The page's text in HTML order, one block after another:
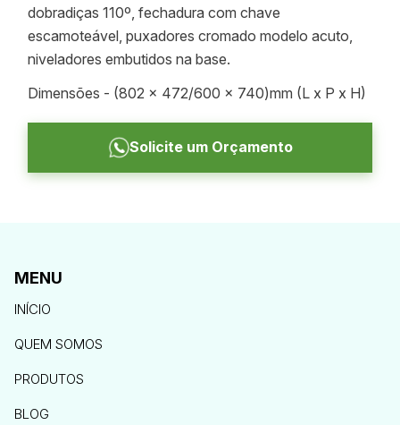
dobradiças 110º, fechadura com chave
escamoteável, puxadores cromado modelo acuto,
niveladores embutidos na base.
Dimensões - (802 x 472/600 x 740)mm (L x P x H)
Solicite um Orçamento
MENU
INÍCIO
QUEM SOMOS
PRODUTOS
BLOG